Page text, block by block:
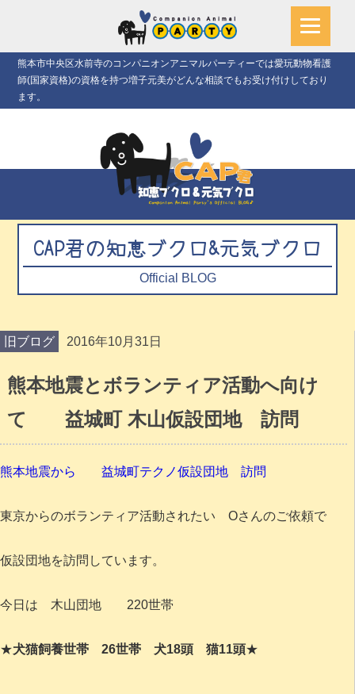
熊本市中央区水前寺のコンパニオンアニマルパーティーでは愛玩動物看護
師(国家資格)の資格を持つ増子元美がどんな相談でもお受け付けしており
ます。
CAP君の知恵ブクロ&元気ブクロ
Official BLOG
旧ブログ 2016年10月31日
熊本地震とボランティア活動へ向け
て 益城町 木山仮設団地 訪問
熊本地震から 益城町テクノ仮設団地 訪問
東京からのボランティア活動されたい Oさんのご依頼で
仮設団地を訪問しています。
今日は 木山団地 220世帯
★犬猫飼養世帯 26世帯 犬18頭 猫11頭★